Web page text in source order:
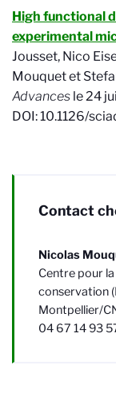
High functional
experimental
Jousset, Nico
Mouquet et
Advances le 24
DOI: 10.1126/
Contact
Nicolas
Centre pour
conservation
Montpellier/
04 67 14 93